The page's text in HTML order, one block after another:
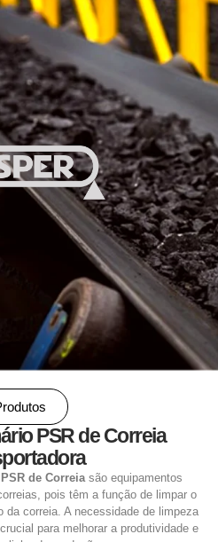
PSR de Correia
de Correiasão equipamentos
pois têm a função de limpar o
da correia. A necessidade de limpeza
para melhorar a produtividade e